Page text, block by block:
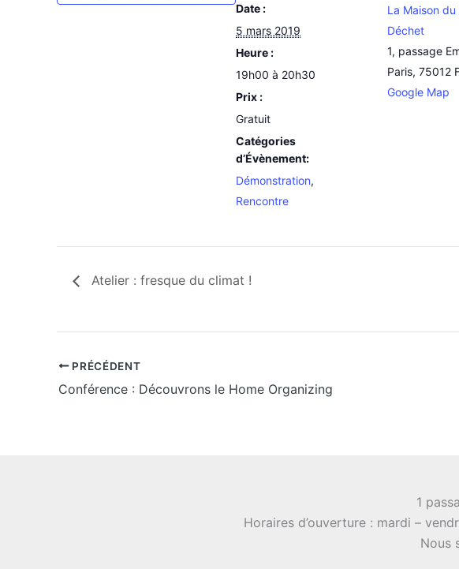
Date :
5 mars 2019
Heure :
19h00 à 20h30
Prix :
Gratuit
Catégories
d’Évènement:
Démonstration,
Rencontre
La Maison du
Déchet
1, passage
Paris, 75012
Google Map
Atelier : fresque du climat !
PRÉCÉDENT
Conférence : Découvrons le Home Organizing
1
Horaires d’ouverture : mardi –
Nous